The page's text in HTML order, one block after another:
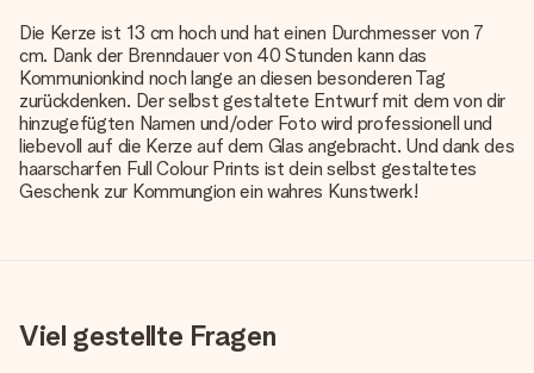
Die Kerze ist 13 cm hoch und hat einen Durchmesser von 7
cm. Dank der Brenndauer von 40 Stunden kann das
Kommunionkind noch lange an diesen besonderen Tag
zurückdenken. Der selbst gestaltete Entwurf mit dem von dir
hinzugefügten Namen und/oder Foto wird professionell und
liebevoll auf die Kerze auf dem Glas angebracht. Und dank des
haarscharfen Full Colour Prints ist dein selbst gestaltetes
Geschenk zur Kommungion ein wahres Kunstwerk!
Viel gestellte Fragen